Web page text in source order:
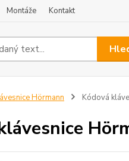
Montáže Kontakt
Hörmann Kódová